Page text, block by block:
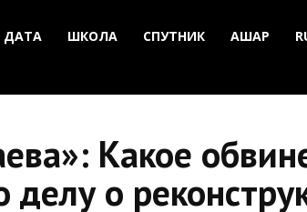
ДАТА ШКОЛА СПУТНИК АШАР
Какое
делу о